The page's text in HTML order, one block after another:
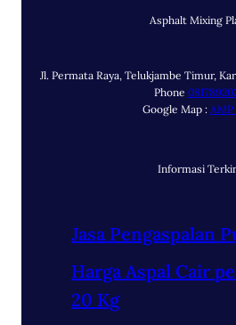
Asphalt Mixing
Jl. Permata Raya, Telukjambe Timur,
Phone
Google Map : AMP
Informasi
Jasa Pengaspalan
Harga Aspal Cair
20 Kg